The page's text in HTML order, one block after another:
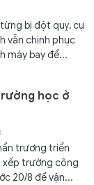
bị đột quỵ, cụ
vẫn chinh phục
máy bay để...
học ở
trương triển
xếp trường công
20/8 để vận...